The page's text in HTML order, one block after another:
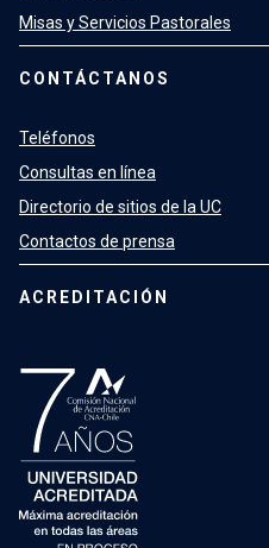
Misas y Servicios Pastorales
CONTÁCTANOS
Teléfonos
Consultas en línea
Directorio de sitios de la UC
Contactos de prensa
ACREDITACIÓN